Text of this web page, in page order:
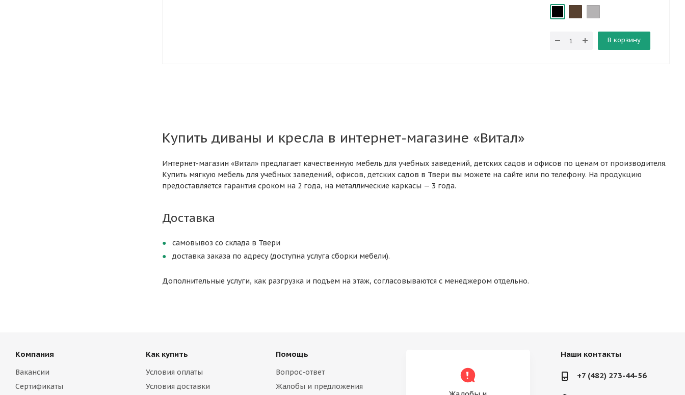
В корзину
Купить диваны и кресла в интернет-магазине «Витал»
Интернет-магазин «Витал» предлагает качественную мебель для учебных заведений, детских садов и офисов по ценам от производителя.
Купить мягкую мебель для учебных заведений, офисов, детских садов в Твери вы можете на сайте или по телефону. На продукцию
предоставляется гарантия сроком на 2 года, на металлические каркасы — 3 года.
Доставка
самовывоз со склада в Твери
доставка заказа по адресу (доступна услуга сборки мебели).
Дополнительные услуги, как разгрузка и подъем на этаж, согласовываются с менеджером отдельно.
Компания
Вакансии
Сертификаты
Как купить
Условия оплаты
Условия доставки
Помощь
Вопрос-ответ
Жалобы и предложения
Наши контакты
+7 (482) 273-44-56